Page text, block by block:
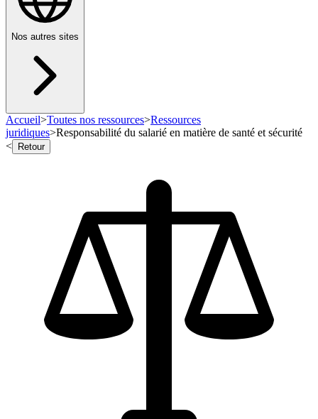
Nos autres sites
Accueil>Toutes nos ressources>Ressources
juridiques>Responsabilité du salarié en matière de santé et sécurité
<
Retour